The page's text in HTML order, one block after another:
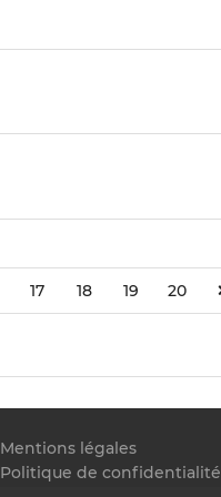
17 18 19 20
Mentions légales
Politique de confidentialité